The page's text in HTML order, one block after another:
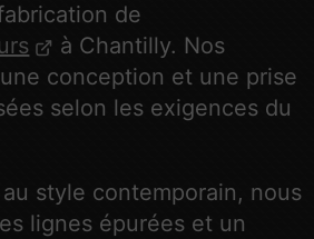
de
à Chantilly. Nos
conception et une prise
selon les exigences du
style contemporain, nous
lignes épurées et un